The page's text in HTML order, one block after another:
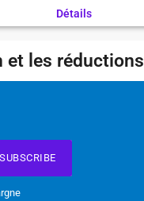
Détails
et les réductions
SUBSCRIBE